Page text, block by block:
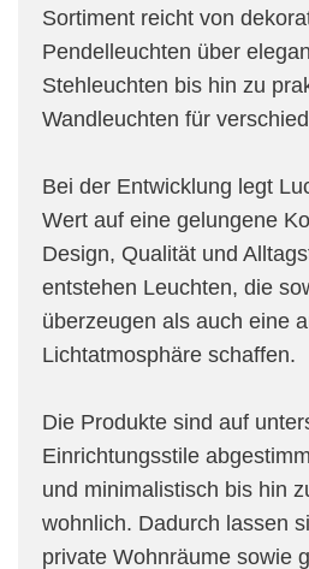
Sortiment reicht von
Pendelleuchten über
Stehleuchten bis hin zu
Wandleuchten für
Bei der Entwicklung legt
Wert auf eine gelungene
Design, Qualität und
entstehen Leuchten, die
überzeugen als auch eine
Lichtatmosphäre schaffen.
Die Produkte sind auf
Einrichtungsstile
und minimalistisch bis hin
wohnlich. Dadurch lassen
private Wohnräume sowie